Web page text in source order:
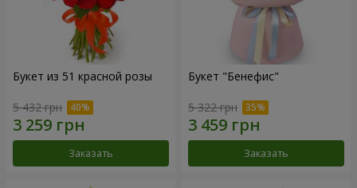
Букет из 51 красной розы
5 432 грн
Заказать
Букет "Бенефис"
5 322 грн
Заказать